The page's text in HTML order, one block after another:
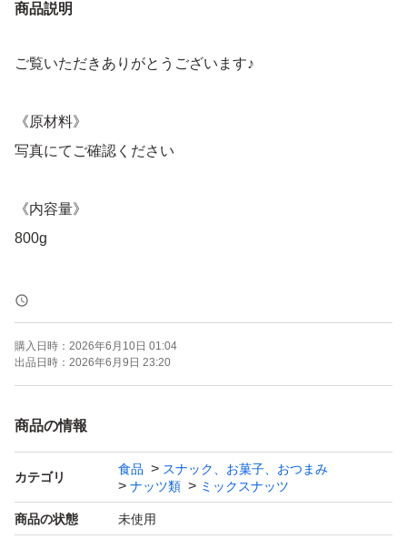
商品説明
ご覧いただきありがとうございます♪
《原材料》
写真にてご確認ください
《内容量》
800g
《賞味期限》
ご注文より約150日
(画像の賞味期限はサンプルになります。ご注文を受けて
から製造します！)
アメリカ産ノンパレル種の素焼きアーモンド、アメリカ産
の生くるみ、ベトナム産の深煎りカシューナッツの3種ミ
ックスナッツです♪
購入日時： 2026年6月10日 01:04
出品日時： 2026年6月9日 23:20
商品の情報
カテゴリ
食品
スナック、お菓子、おつまみ
ナッツ類
ミックスナッツ
商品の状態 未使用